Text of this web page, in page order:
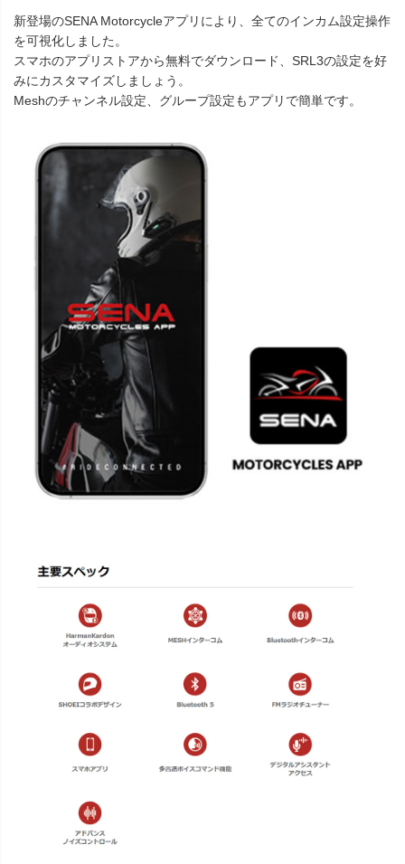
新登場のSENA Motorcycleアプリにより、全てのインカム設定操作
を可視化しました。
スマホのアプリストアから無料でダウンロード、SRL3の設定を好
みにカスタマイズしましょう。
Meshのチャンネル設定、グループ設定もアプリで簡単です。